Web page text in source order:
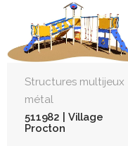
Structures multijeux
métal
511982 | Village
Procton